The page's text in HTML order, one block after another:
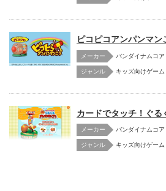
ピコピコアンパンマン
メーカー バンダイナムコ
キッズ向けゲーム
カードでタッチ！ぐる
メーカー バンダイナムコ
キッズ向けゲーム